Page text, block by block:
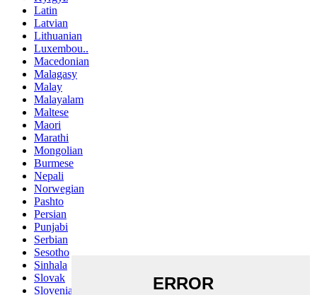
Latin
Latvian
Lithuanian
Luxembou..
Macedonian
Malagasy
Malay
Malayalam
Maltese
Maori
Marathi
Mongolian
Burmese
Nepali
Norwegian
Pashto
Persian
Punjabi
Serbian
Sesotho
Sinhala
Slovak
Slovenian